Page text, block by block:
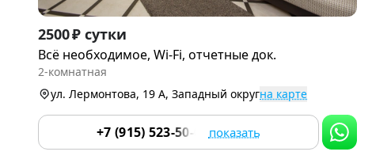
Item
1
of
2500 ₽ сутки
Всё необходимое, Wi-Fi, отчетные док.
2-комнатная
ул. Лермонтова, 19 А, Западный округна карте
+7 (915) 523-50-05 показать